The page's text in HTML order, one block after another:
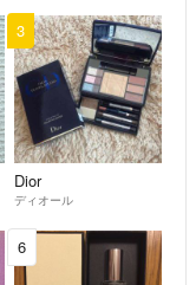
3
Dior
ディオール
6